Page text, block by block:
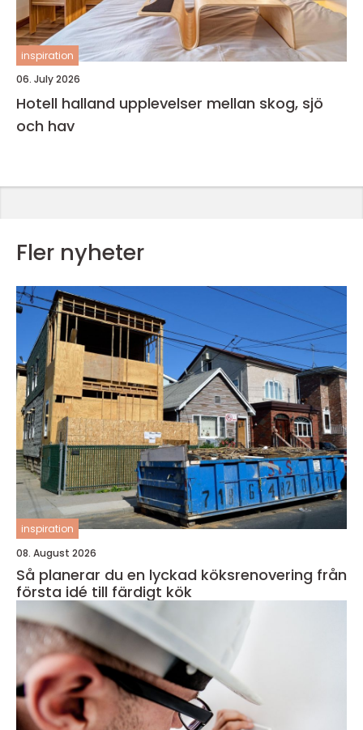
inspiration
06. July 2026
Hotell halland upplevelser mellan skog, sjö
och hav
Fler nyheter
inspiration
08. August 2026
Så planerar du en lyckad köksrenovering från
första idé till färdigt kök